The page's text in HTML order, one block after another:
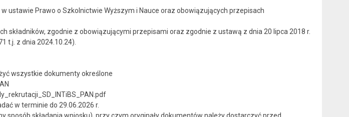
ustawie Prawo o Szkolnictwie Wyższym i Nauce oraz obowiązujących przepisach
składników, zgodnie z obowiązującymi przepisami oraz zgodnie z ustawą z dnia 20 lipca 2018 r.
t.j. z dnia 2024.10.24).
wszystkie dokumenty określone
w terminie do 29.06.2026 r.
składania wniosku), przy czym oryginały dokumentów należy dostarczyć przed